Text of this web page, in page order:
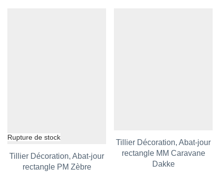
Tillier Décoration, Abat-jour
rectangle PM Zèbre
Ajouter aux favoris
Tillier Décoration, Abat-jour
rectangle MM Caravane
Dakke
Ajouter aux favoris